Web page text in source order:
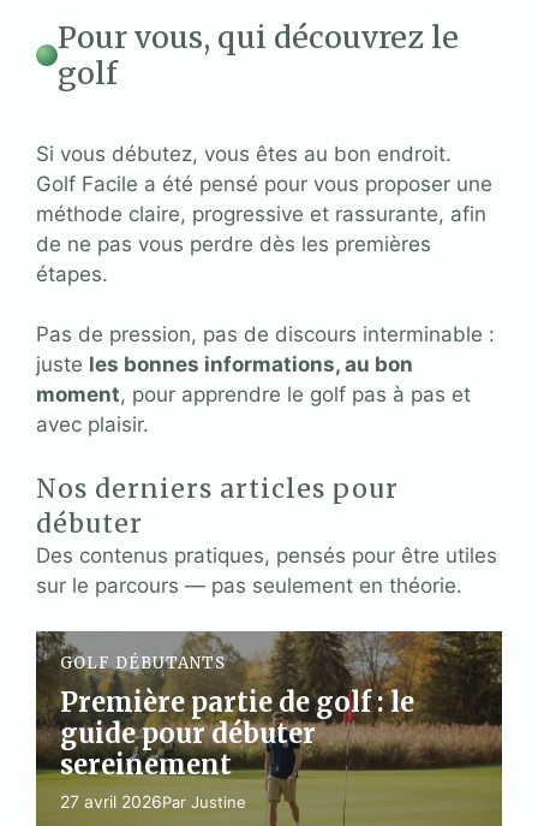
Pour vous, qui découvrez le
golf
Si vous débutez, vous êtes au bon endroit.
Golf Facile a été pensé pour vous proposer une
méthode claire, progressive et rassurante, afin
de ne pas vous perdre dès les premières
étapes.
Pas de pression, pas de discours interminable :
juste les bonnes informations, au bon
moment, pour apprendre le golf pas à pas et
avec plaisir.
Nos derniers articles pour
débuter
Des contenus pratiques, pensés pour être utiles
sur le parcours — pas seulement en théorie.
GOLF DÉBUTANTS
Première partie de golf : le
guide pour débuter
sereinement
27 avril 2026Par Justine